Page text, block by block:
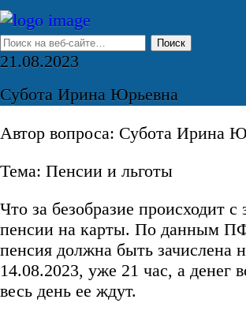
21.08.2023
Субота Ирина Юрьевна
Автор вопроса: Субота Ирина
Тема: Пенсии и льготы
Что за безобразие происходит с
пенсии на карты. По данным
пенсия должна быть зачислена
14.08.2023, уже 21 час, а денег
весь день ее ждут.